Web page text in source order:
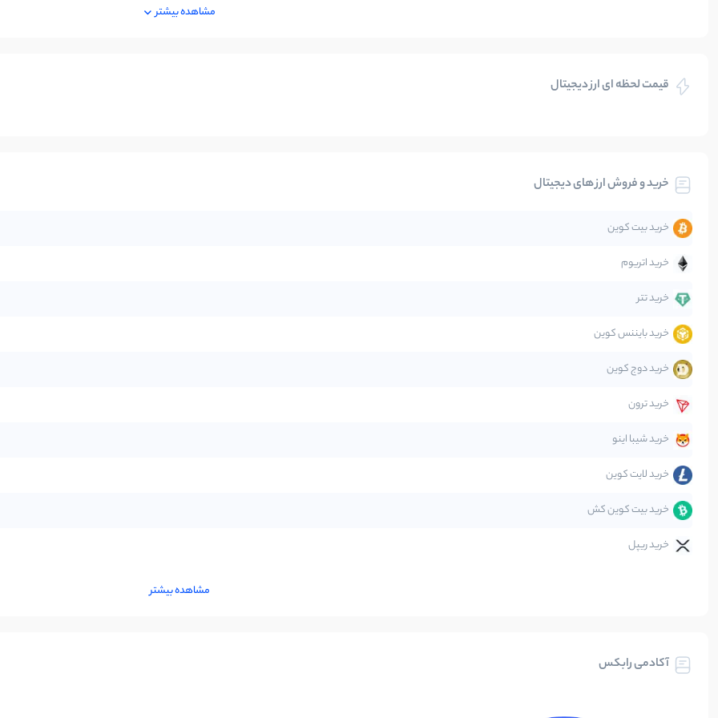
بلاکچین
تحلیل
جهان
دیفای
صرافی‌ها
قانون‌گذاری
متاورس
مشاهده بیشتر
قیمت لحظه ای ارز دیجیتال
خرید و فروش ارز های دیجیتال
خرید بیت کوین
خرید اتریوم
خرید تتر
خرید بایننس کوین
خرید دوج کوین
خرید ترون
خرید شیبا اینو
خرید لایت کوین
خرید بیت کوین کش
خرید ریپل
مشاهده بیشتر
آکادمی رابکس